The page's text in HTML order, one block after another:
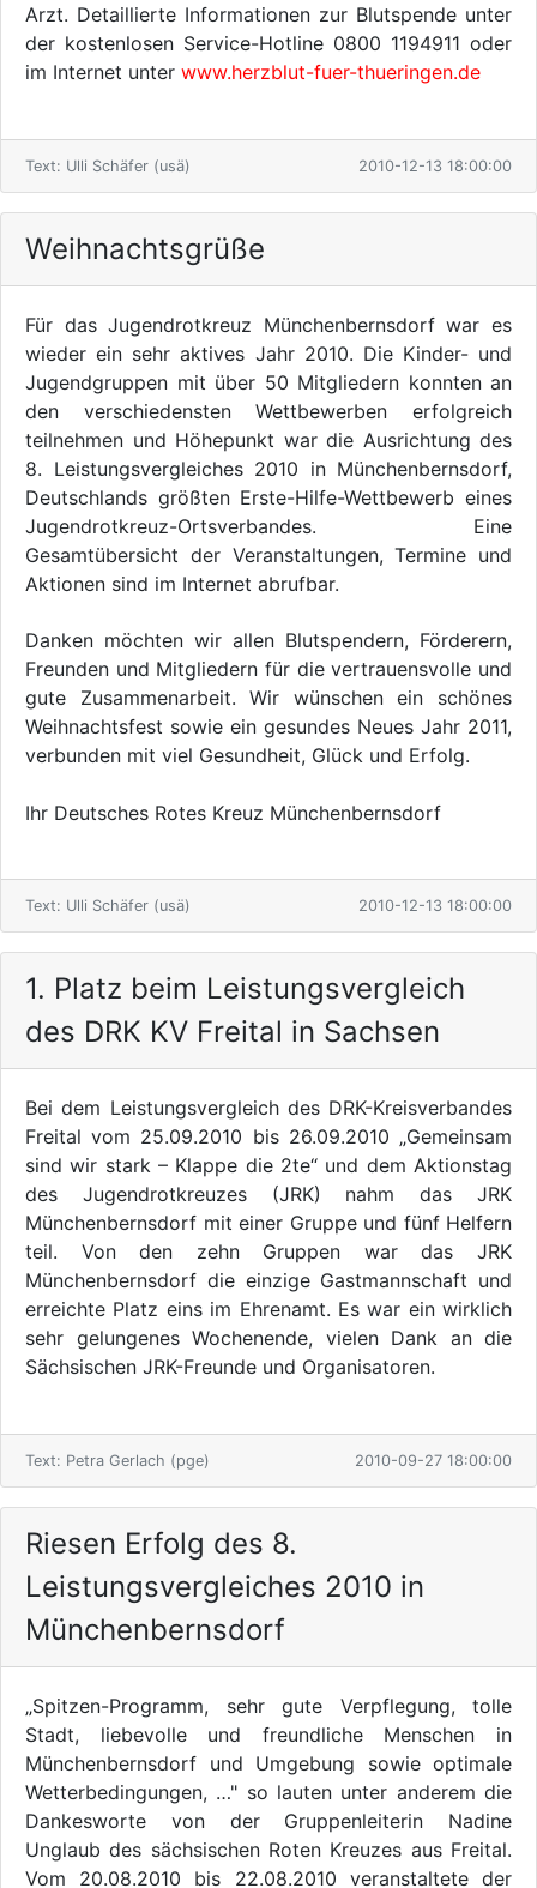
Arzt. Detaillierte Informationen zur Blutspende unter
der kostenlosen Service-Hotline 0800 1194911 oder
im Internet unter www.herzblut-fuer-thueringen.de
Text: Ulli Schäfer (usä) 2010-12-13 18:00:00
Weihnachtsgrüße
Für das Jugendrotkreuz Münchenbernsdorf war es
wieder ein sehr aktives Jahr 2010. Die Kinder- und
Jugendgruppen mit über 50 Mitgliedern konnten an
den verschiedensten Wettbewerben erfolgreich
teilnehmen und Höhepunkt war die Ausrichtung des
8. Leistungsvergleiches 2010 in Münchenbernsdorf,
Deutschlands größten Erste-Hilfe-Wettbewerb eines
Jugendrotkreuz-Ortsverbandes. Eine
Gesamtübersicht der Veranstaltungen, Termine und
Aktionen sind im Internet abrufbar.
Danken möchten wir allen Blutspendern, Förderern,
Freunden und Mitgliedern für die vertrauensvolle und
gute Zusammenarbeit. Wir wünschen ein schönes
Weihnachtsfest sowie ein gesundes Neues Jahr 2011,
verbunden mit viel Gesundheit, Glück und Erfolg.
Ihr Deutsches Rotes Kreuz Münchenbernsdorf
Text: Ulli Schäfer (usä) 2010-12-13 18:00:00
1. Platz beim Leistungsvergleich
des DRK KV Freital in Sachsen
Bei dem Leistungsvergleich des DRK-Kreisverbandes
Freital vom 25.09.2010 bis 26.09.2010 „Gemeinsam
sind wir stark – Klappe die 2te“ und dem Aktionstag
des Jugendrotkreuzes (JRK) nahm das JRK
Münchenbernsdorf mit einer Gruppe und fünf Helfern
teil. Von den zehn Gruppen war das JRK
Münchenbernsdorf die einzige Gastmannschaft und
erreichte Platz eins im Ehrenamt. Es war ein wirklich
sehr gelungenes Wochenende, vielen Dank an die
Sächsischen JRK-Freunde und Organisatoren.
Text: Petra Gerlach (pge) 2010-09-27 18:00:00
Riesen Erfolg des 8.
Leistungsvergleiches 2010 in
Münchenbernsdorf
„Spitzen-Programm, sehr gute Verpflegung, tolle
Stadt, liebevolle und freundliche Menschen in
Münchenbernsdorf und Umgebung sowie optimale
Wetterbedingungen, …" so lauten unter anderem die
Dankesworte von der Gruppenleiterin Nadine
Unglaub des sächsischen Roten Kreuzes aus Freital.
Vom 20.08.2010 bis 22.08.2010 veranstaltete der